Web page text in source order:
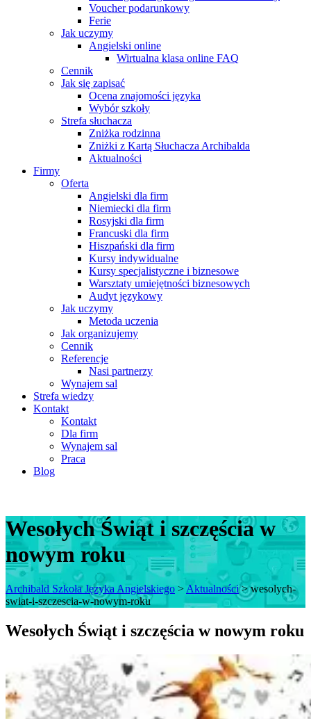
Voucher podarunkowy
Ferie
Jak uczymy
Angielski online
Wirtualna klasa online FAQ
Cennik
Jak się zapisać
Ocena znajomości języka
Wybór szkoły
Strefa słuchacza
Zniżka rodzinna
Zniżki z Kartą Słuchacza Archibalda
Aktualności
Firmy
Oferta
Angielski dla firm
Niemiecki dla firm
Rosyjski dla firm
Francuski dla firm
Hiszpański dla firm
Kursy indywidualne
Kursy specjalistyczne i biznesowe
Warsztaty umiejętności biznesowych
Audyt językowy
Jak uczymy
Metoda uczenia
Jak organizujemy
Cennik
Referencje
Nasi partnerzy
Wynajem sal
Strefa wiedzy
Kontakt
Kontakt
Dla firm
Wynajem sal
Praca
Blog
Wesołych Świąt i szczęścia w
nowym roku
Archibald Szkoła Języka Angielskiego> Aktualności>wesolych-
swiat-i-szczescia-w-nowym-roku
Wesołych Świąt i szczęścia w nowym roku